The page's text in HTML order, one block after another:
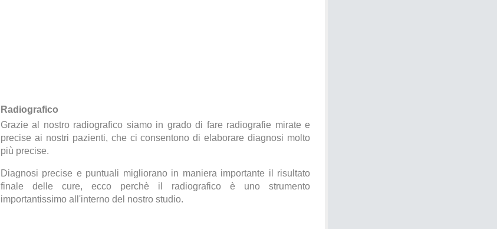
Radiografico
Grazie al nostro radiografico siamo in grado di fare radiografie mirate e
precise ai nostri pazienti, che ci consentono di elaborare diagnosi molto
più precise.
Diagnosi precise e puntuali migliorano in maniera importante il risultato
finale delle cure, ecco perchè il radiografico è uno strumento
importantissimo all'interno del nostro studio.